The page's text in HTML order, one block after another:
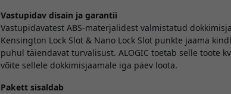
Vastupidav disain ja garantii
Vastupidavatest ABS-materjalidest valmistatud
Kensington Lock Slot & Nano Lock Slot punkte jaama
puhul täiendavat turvalisust. ALOGIC toetab selle toote
võite sellele dokkimisjaamale iga päev loota.
Pakett sisaldab